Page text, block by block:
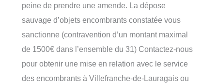
peine de prendre une amende. La dépose
sauvage d’objets encombrants constatée vous
sanctionne (contravention d’un montant maximal
de 1500€ dans l’ensemble du 31) Contactez-nous
pour obtenir une mise en relation avec le service
des encombrants à Villefranche-de-Lauragais ou